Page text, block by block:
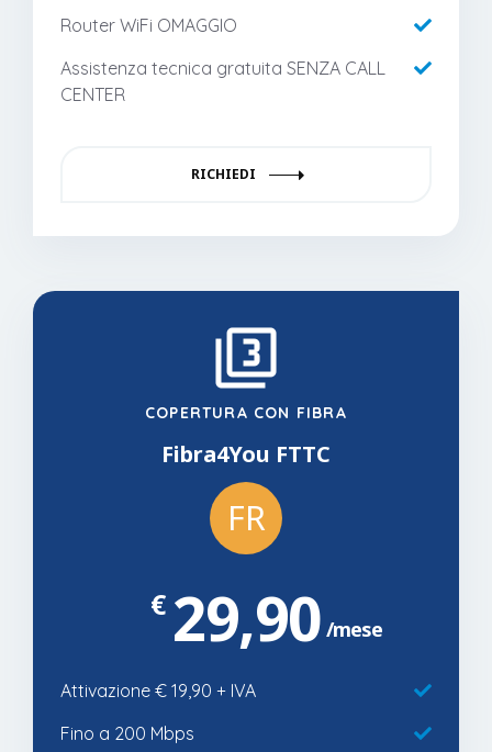
Router WiFi OMAGGIO
Assistenza tecnica gratuita SENZA CALL
CENTER
RICHIEDI
COPERTURA CON FIBRA
Fibra4You FTTC
FR
29,90
€
mese
Attivazione € 19,90 + IVA
Fino a 200 Mbps